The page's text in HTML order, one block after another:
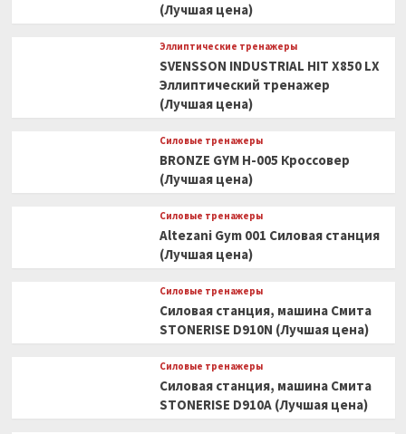
(Лучшая цена)
Эллиптические тренажеры
SVENSSON INDUSTRIAL HIT X850 LX
Эллиптический тренажер
(Лучшая цена)
Силовые тренажеры
BRONZE GYM H-005 Кроссовер
(Лучшая цена)
Силовые тренажеры
Altezani Gym 001 Силовая станция
(Лучшая цена)
Силовые тренажеры
Силовая станция, машина Смита
STONERISE D910N (Лучшая цена)
Силовые тренажеры
Силовая станция, машина Смита
STONERISE D910A (Лучшая цена)